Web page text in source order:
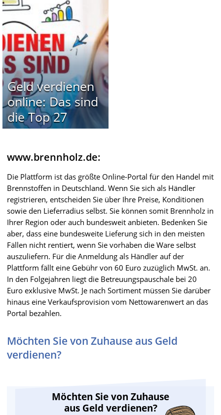
Geld verdienen
online: Das sind
die Top 27
www.brennholz.de:
Die Plattform ist das größte Online-Portal für den Handel mit
Brennstoffen in Deutschland. Wenn Sie sich als Händler
registrieren, entscheiden Sie über Ihre Preise, Konditionen
sowie den Lieferradius selbst. Sie können somit Brennholz in
Ihrer Region oder auch bundesweit anbieten. Bedenken Sie
aber, dass eine bundesweite Lieferung sich in den meisten
Fällen nicht rentiert, wenn Sie vorhaben die Ware selbst
auszuliefern. Für die Anmeldung als Händler auf der
Plattform fällt eine Gebühr von 60 Euro zuzüglich MwSt. an.
In den Folgejahren liegt die Betreuungspauschale bei 20
Euro exklusive MwSt. Je nach Sortiment müssen Sie darüber
hinaus eine Verkaufsprovision vom Nettowarenwert an das
Portal bezahlen.
Möchten Sie von Zuhause aus Geld
verdienen?
Möchten Sie von Zuhause
aus Geld verdienen?